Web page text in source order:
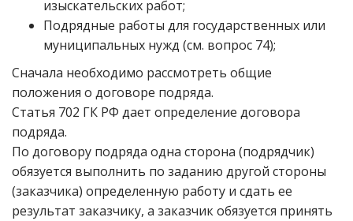
изыскательских работ;
Подрядные работы для государственных или
муниципальных нужд (см. вопрос 74);
Сначала необходимо рассмотреть общие
положения о договоре подряда.
Статья 702 ГК РФ дает определение договора
подряда.
По договору подряда одна сторона (подрядчик)
обязуется выполнить по заданию другой стороны
(заказчика) определенную работу и сдать ее
результат заказчику, а заказчик обязуется принять